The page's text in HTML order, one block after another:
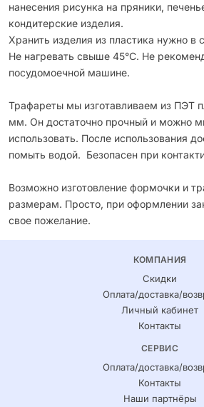
нанесения рисунка на пряники,
кондитерские изделия.
Хранить изделия из пластика нужно
Не нагревать свыше 45°С. Не
посудомоечной машине.
Трафареты мы изготавливаем из ПЭТ
мм. Он достаточно прочный и можно
использовать. После использования
помыть водой. Безопасен при
Возможно изготовление формочки и
размерам. Просто, при оформлении
свое пожелание.
КОМПАНИЯ
Скидки
Оплата/доставка/
Личный кабинет
Контакты
СЕРВИС
Оплата/доставка/
Контакты
Наши партнёры